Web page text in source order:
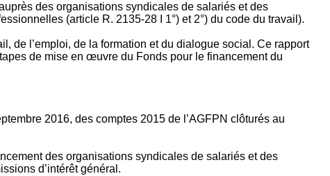
des organisations syndicales de salariés et des
(article R. 2135‐28 I 1°) et 2°) du code du travail).
de l’emploi, de la formation et du dialogue social. Ce rapport
de mise en œuvre du Fonds pour le financement du
2016, des comptes 2015 de l’AGFPN clôturés au
des organisations syndicales de salariés et des
d’intérêt général.